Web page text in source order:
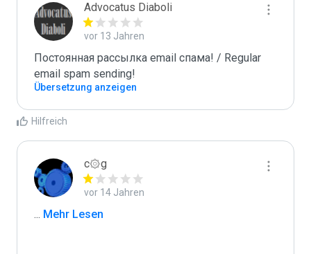
Advocatus Diaboli
vor 13 Jahren
Постоянная рассылка email спама! / Regular
email spam sending!
Übersetzung anzeigen
Hilfreich
c۞g
vor 14 Jahren
... Mehr Lesen